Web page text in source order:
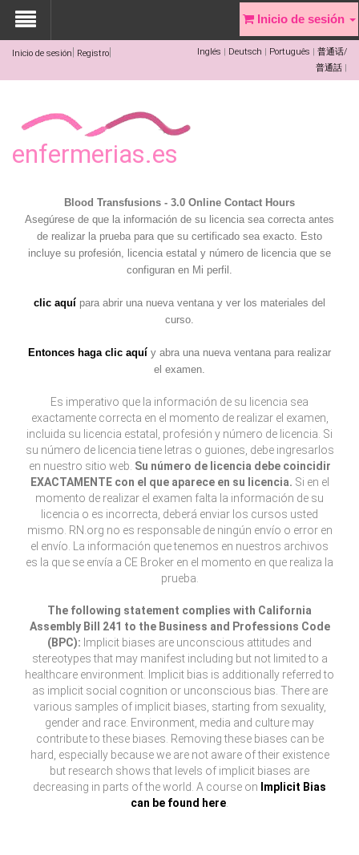
Inicio de sesión Registro Inglés Deutsch Português
普通话/
普通話
enfermerias.es
Inicio de sesión
Blood Transfusions - 3.0 Online Contact Hours
Asegúrese de que la información de su licencia sea correcta antes
de realizar la prueba para que su certificado sea exacto. Esto
incluye su profesión, licencia estatal y número de licencia que se
configuran en Mi perfil.
clic aquí para abrir una nueva ventana y ver los materiales del
curso.
Entonces haga clic aquí y abra una nueva ventana para realizar
el examen.
Es imperativo que la información de su licencia sea
exactamente correcta en el momento de realizar el examen,
incluida su licencia estatal, profesión y número de licencia. Si
su número de licencia tiene letras o guiones, debe ingresarlos
en nuestro sitio web. Su número de licencia debe coincidir
EXACTAMENTE con el que aparece en su licencia. Si en el
momento de realizar el examen falta la información de su
licencia o es incorrecta, deberá enviar los cursos usted
mismo. RN.org no es responsable de ningún envío o error en
el envío. La información que tenemos en nuestros archivos
es la que se envía a CE Broker en el momento en que realiza la
prueba.
The following statement complies with California
Assembly Bill 241 to the Business and Professions Code
(BPC): Implicit biases are unconscious attitudes and
stereotypes that may manifest including but not limited to a
healthcare environment. Implicit bias is additionally referred to
as implicit social cognition or unconscious bias. There are
various samples of implicit biases, starting from sexuality,
gender and race. Environment, media and culture may
contribute to these biases. Removing these biases can be
hard, especially because we are not aware of their existence
but research shows that levels of implicit biases are
decreasing in parts of the world. A course on Implicit Bias
can be found here